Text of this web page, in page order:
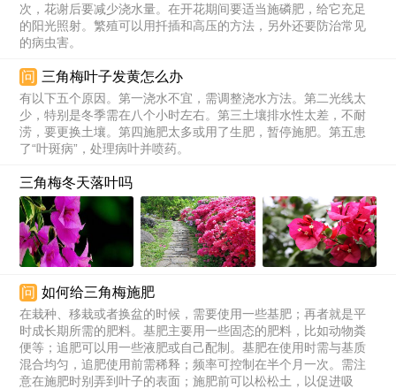
次，花谢后要减少浇水量。在开花期间要适当施磷肥，给它充足
的阳光照射。繁殖可以用扦插和高压的方法，另外还要防治常见
的病虫害。
问 三角梅叶子发黄怎么办
有以下五个原因。第一浇水不宜，需调整浇水方法。第二光线太
少，特别是冬季需在八个小时左右。第三土壤排水性太差，不耐
涝，要更换土壤。第四施肥太多或用了生肥，暂停施肥。第五患
了“叶斑病”，处理病叶并喷药。
三角梅冬天落叶吗
问 如何给三角梅施肥
在栽种、移栽或者换盆的时候，需要使用一些基肥；再者就是平
时成长期所需的肥料。基肥主要用一些固态的肥料，比如动物粪
便等；追肥可以用一些液肥或自己配制。基肥在使用时需与基质
混合均匀，追肥使用前需稀释；频率可控制在半个月一次。需注
意在施肥时别弄到叶子的表面；施肥前可以松松土，以促进吸